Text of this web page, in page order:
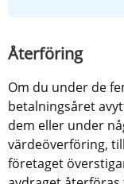
Återföring
Om du under de
betalningsåret
dem eller under
värdeöverföring,
företaget